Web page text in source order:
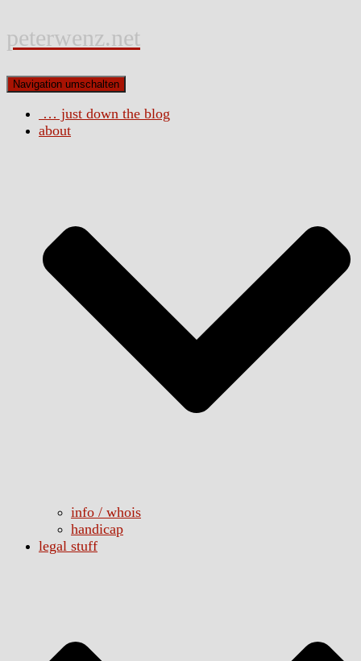
peterwenz.net
Navigation umschalten
… just down the blog
about
info / whois
handicap
legal stuff